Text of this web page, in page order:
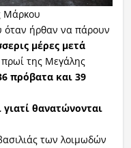
Μάρκου
όταν ήρθαν να πάρουν
μέρες μετά
της Μεγάλης
πρόβατα και 39
θανατώνονται
των λοιμωδών